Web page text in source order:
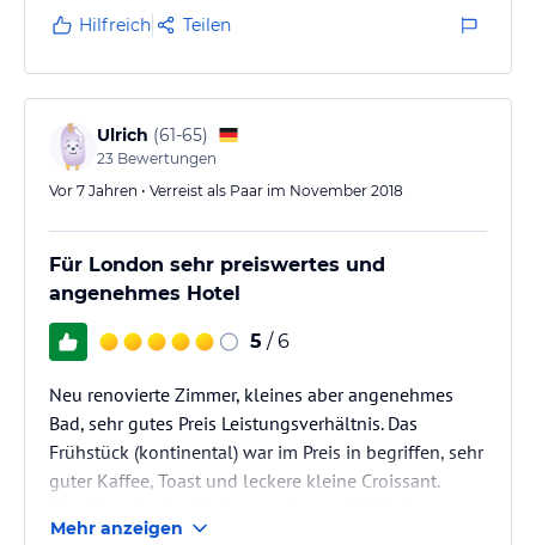
Hilfreich Teilen
Ulrich (61-65)
23 Bewertungen
Vor 7 Jahren • Verreist als Paar im November 2018
Für London sehr preiswertes und
angenehmes Hotel
5 / 6
Neu renovierte Zimmer, kleines aber angenehmes
Bad, sehr gutes Preis Leistungsverhältnis. Das
Frühstück (kontinental) war im Preis in begriffen, sehr
guter Kaffee, Toast und leckere kleine Croissant.
Negativ sind die Zimmertüren anzumerken, die
Mehr anzeigen